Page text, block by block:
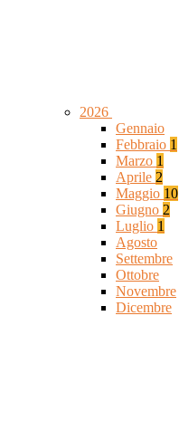
2026
Gennaio
Febbraio 1
Marzo 1
Aprile 2
Maggio 10
Giugno 2
Luglio 1
Agosto
Settembre
Ottobre
Novembre
Dicembre